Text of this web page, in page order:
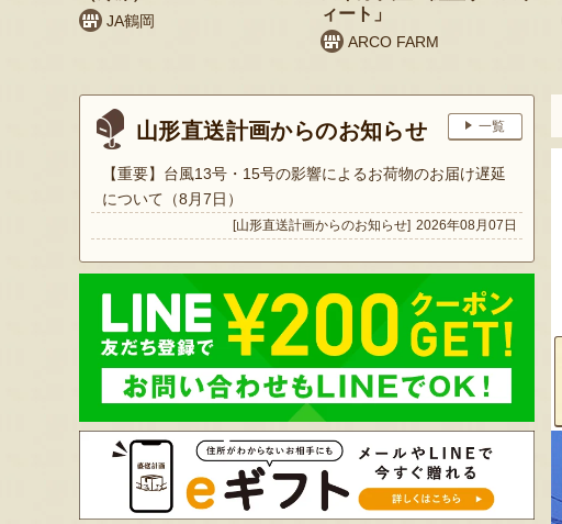
JA鶴岡
ィート」
ARCO FARM
山形直送計画からのお知らせ 一覧
【重要】台風13号・15号の影響によるお荷物のお届け遅延
について（8月7日）
[山形直送計画からのお知らせ] 2026年08月07日